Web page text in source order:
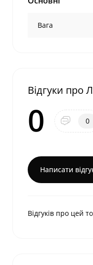
Вага
Відгуки про
0 0
Написати
Відгуків про цей